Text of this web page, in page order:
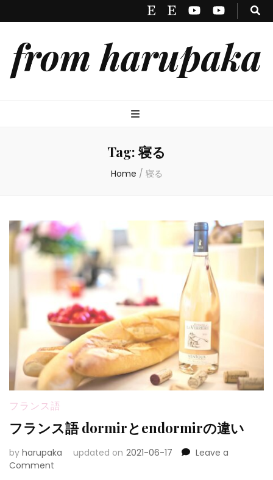
from harupaka
Tag:寝る
Home / 寝る
フランス語
フランス語 dormirとendormirの違い
by harupaka updated on 2021-06-17
Leave a
Comment